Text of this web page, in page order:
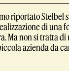
Il
riportato Stelbel
di una
Ma non si tratta di
azienda da